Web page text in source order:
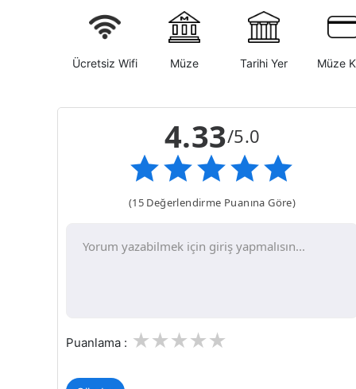
Ücretsiz Wifi Müze Tarihi Yer Müze
4.33/5.0
(15 Değerlendirme Puanına Göre)
Puanlama : 3
2
1